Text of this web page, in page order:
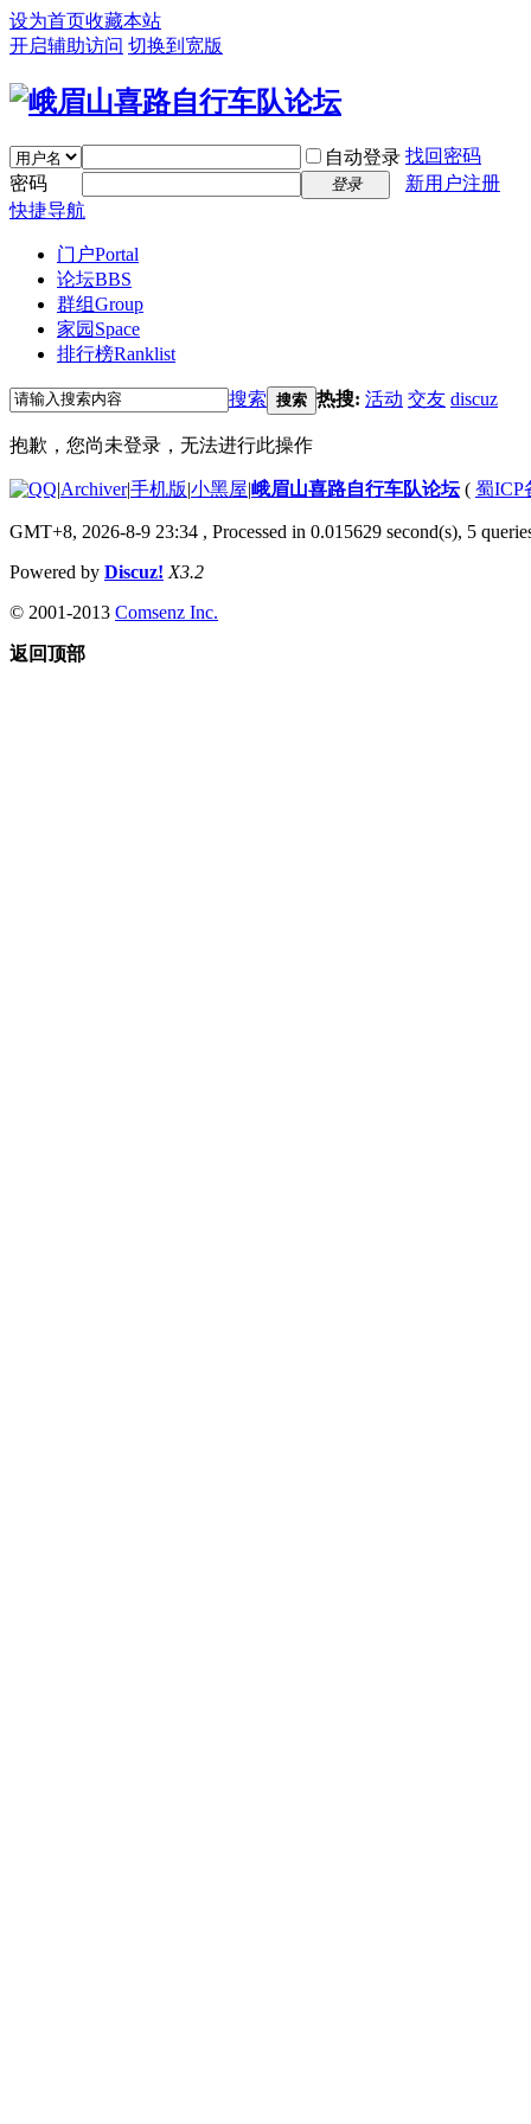
设为首页收藏本站
开启辅助访问 切换到宽版
自动登录 找回密码
密码
登录
新用户注册
快捷导航
门户Portal
论坛BBS
群组Group
家园 Space
排行榜Ranklist
搜索 搜索 热搜: 活动 交友 discuz
抱歉，您尚未登录，无法进行此操作
|Archiver|手机版|小黑屋|峨眉山喜路自行车队论坛( 蜀ICP
GMT+8, 2026-8-9 23:34 , Processed in 0.015629 second(s), 5
Powered by Discuz! X3.2
© 2001-2013 Comsenz Inc.
返回顶部